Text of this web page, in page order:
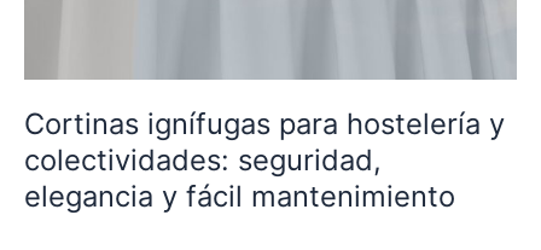
Cortinas ignífugas para hostelería y
colectividades: seguridad,
elegancia y fácil mantenimiento